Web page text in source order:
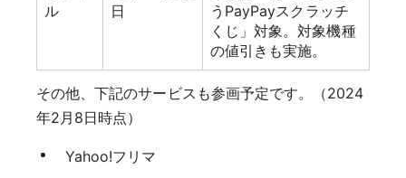
ル
日
うPayPayスクラッチ
くじ」対象。対象機種
の値引きも実施。
その他、下記のサービスも参画予定です。（2024
年2月8日時点）
Yahoo!フリマ